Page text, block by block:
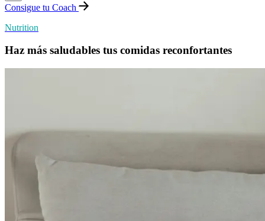
Consigue tu Coach
Nutrition
Haz más saludables tus comidas reconfortantes